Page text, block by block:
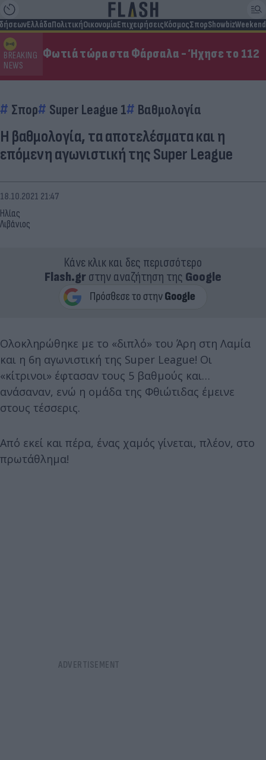
ΕλλάδαΠολιτικήΟικονομίαΕπιχειρήσειςΚόσμοςΣπορShowbizWeekend
BREAKING
NEWS
Φωτιά τώρα στα Φάρσαλα - Ήχησε το 112
Σπορ Super League 1 Βαθμολογία
Η βαθμολογία, τα αποτελέσματα και η
επόμενη αγωνιστική της Super League
Ηλίας
Λιβάνιος
18.10.2021 21:47
Κάνε κλικ και δες περισσότερο
Flash.grστην αναζήτηση της Google
Ολοκληρώθηκε με το «διπλό» του Άρη στη Λαμία
και η 6η αγωνιστική της Super League! Οι
«κίτρινοι» έφτασαν τους 5 βαθμούς και…
ανάσαναν, ενώ η ομάδα της Φθιώτιδας έμεινε
στους τέσσερις.
Από εκεί και πέρα, ένας χαμός γίνεται, πλέον, στο
πρωτάθλημα!